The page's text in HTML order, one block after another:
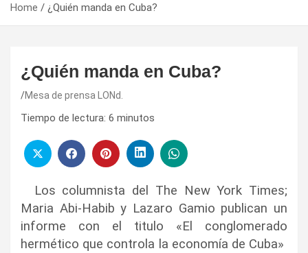
Home ¿Quién manda en Cuba?
¿Quién manda en Cuba?
Mesa de prensa LONd.
Tiempo de lectura: 6 minutos
Los columnista del The New York Times;
Maria Abi-Habib y Lazaro Gamio publican un
informe con el titulo «El conglomerado
hermético que controla la economía de Cuba»